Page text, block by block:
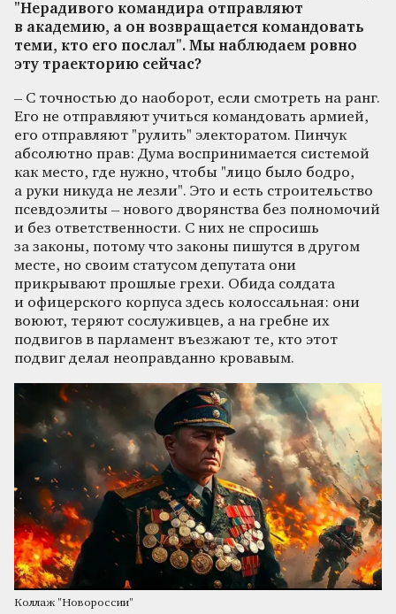
"Нерадивого командира отправляют
в академию, а он возвращается командовать
теми, кто его послал". Мы наблюдаем ровно
эту траекторию сейчас?
– С точностью до наоборот, если смотреть на ранг.
Его не отправляют учиться командовать армией,
его отправляют "рулить" электоратом. Пинчук
абсолютно прав: Дума воспринимается системой
как место, где нужно, чтобы "лицо было бодро,
а руки никуда не лезли". Это и есть строительство
псевдоэлиты – нового дворянства без полномочий
и без ответственности. С них не спросишь
за законы, потому что законы пишутся в другом
месте, но своим статусом депутата они
прикрывают прошлые грехи. Обида солдата
и офицерского корпуса здесь колоссальная: они
воюют, теряют сослуживцев, а на гребне их
подвигов в парламент въезжают те, кто этот
подвиг делал неоправданно кровавым.
Коллаж "Новороссии"